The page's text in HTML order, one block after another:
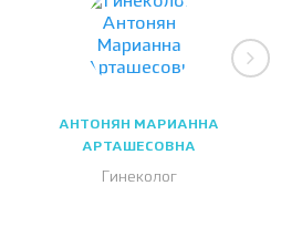
АНТОНЯН МАРИАННА
АРТАШЕСОВНА
Гинеколог